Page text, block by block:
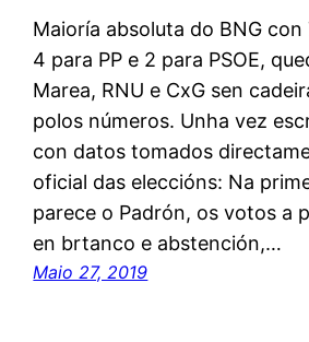
Maioría absoluta do BNG con
4 para PP e 2 para PSOE,
Marea, RNU e CxG sen
polos números. Unha vez
con datos tomados
oficial das eleccións: Na
parece o Padrón, os votos a
en brtanco e abstención,…
Maio 27, 2019